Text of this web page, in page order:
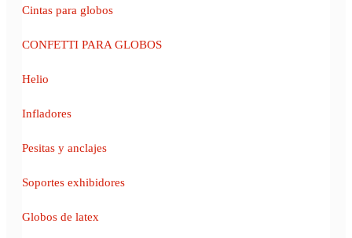
Cintas para globos
CONFETTI PARA GLOBOS
Helio
Infladores
Pesitas y anclajes
Soportes exhibidores
Globos de latex